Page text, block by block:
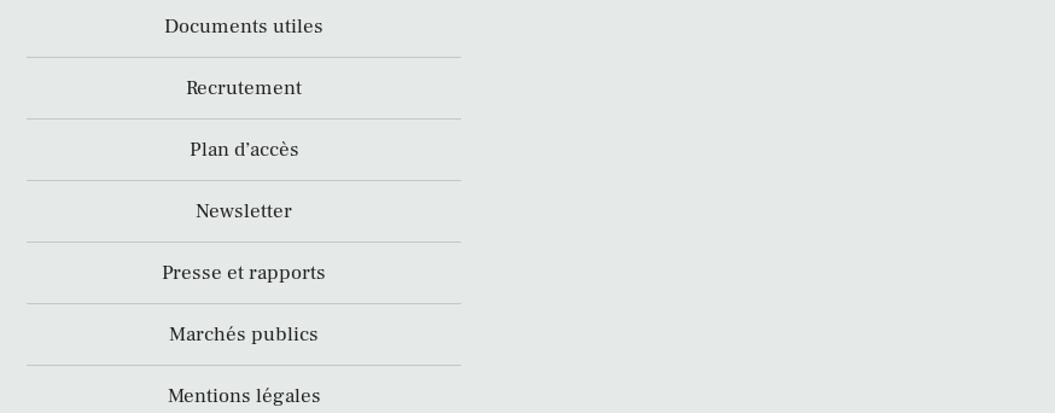
Documents utiles
Recrutement
Plan d’accès
Newsletter
Presse et rapports
Marchés publics
Mentions légales